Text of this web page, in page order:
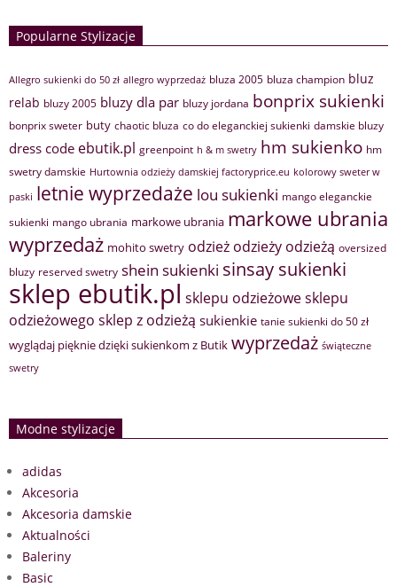
Popularne Stylizacje
Allegro sukienki do 50 zł allegro wyprzedaż bluza 2005 bluza champion bluz
relab bluzy 2005 bluzy dla par bluzy jordana bonprix sukienki
bonprix sweter buty chaotic bluza co do eleganckiej sukienki damskie bluzy
dress code ebutik.pl greenpoint h & m swetry hm sukienko hm
swetry damskie Hurtownia odzieży damskiej factoryprice.eu kolorowy sweter w
paski letnie wyprzedaże lou sukienki mango eleganckie
sukienki mango ubrania markowe ubrania markowe ubrania
wyprzedaż mohito swetry odzież odzieży odzieżą oversized
bluzy reserved swetry shein sukienki sinsay sukienki
sklep ebutik.pl sklepu odzieżowesklepu
odzieżowego sklep z odzieżą sukienkie tanie sukienki do 50 zł
wyglądaj pięknie dzięki sukienkom z Butik wyprzedaż świąteczne
swetry
Modne stylizacje
adidas
Akcesoria
Akcesoria damskie
Aktualności
Baleriny
Basic